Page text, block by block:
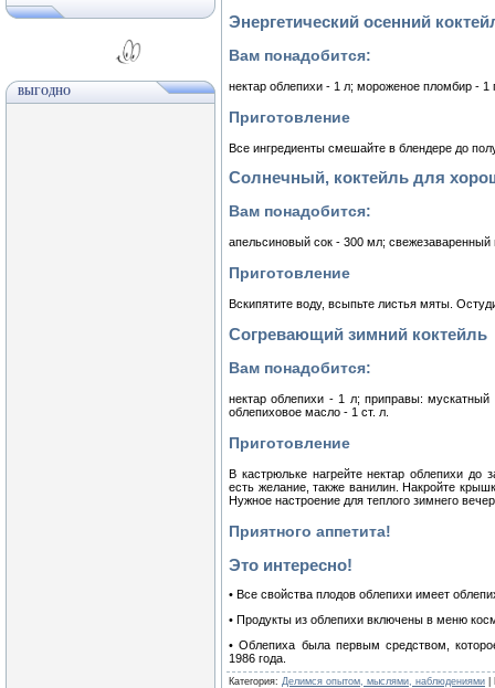
ВЫГОДНО
Энергетический осенний
Вам понадобится:
нектар облепихи - 1 л; мороженое пломбир - 1
Приготовление
Все ингредиенты смешайте в блендере до
Солнечный, коктейль для
Вам понадобится:
апельсиновый сок - 300 мл;
Приготовление
Вскипятите воду, всыпьте листья мяты.
Согревающий зимний коктейль
Вам понадобится:
нектар облепихи - 1 л; приправы:
облепиховое масло - 1 ст. л.
Приготовление
В кастрюльке нагрейте нектар облепихи до
есть желание, также ванилин. Накройте
Нужное настроение для теплого зимнего
Приятного аппетита!
Это интересно!
• Все свойства плодов облепихи имеет
• Продукты из облепихи включены в меню
• Облепиха была первым средством,
1986 года.
Категория: Делимся опытом, мыслями, наблюдениями